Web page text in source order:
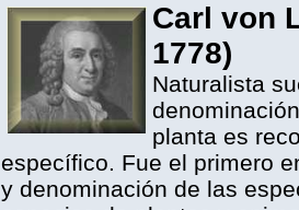
Carl von
1778)
Naturalista
planta es
específico. Fue el primero
y denominación de las